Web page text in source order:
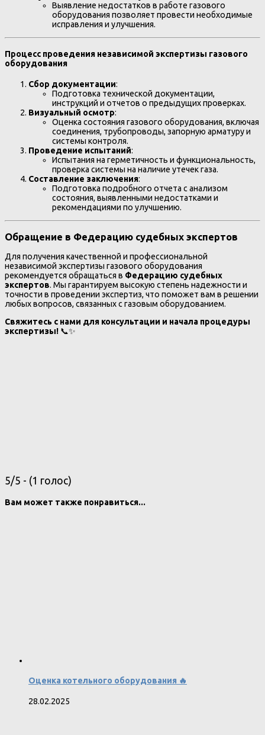
Выявление недостатков в работе газового
оборудования позволяет провести необходимые
исправления и улучшения.
Процесс проведения независимой экспертизы газового
оборудования
Сбор документации:
Подготовка технической документации,
инструкций и отчетов о предыдущих проверках.
Визуальный осмотр:
Оценка состояния газового оборудования, включая
соединения, трубопроводы, запорную арматуру и
системы контроля.
Проведение испытаний:
Испытания на герметичность и функциональность,
проверка системы на наличие утечек газа.
Составление заключения:
Подготовка подробного отчета с анализом
состояния, выявленными недостатками и
рекомендациями по улучшению.
Обращение в Федерацию судебных экспертов
Для получения качественной и профессиональной
независимой экспертизы газового оборудования
рекомендуется обращаться в Федерацию судебных
экспертов. Мы гарантируем высокую степень надежности и
точности в проведении экспертиз, что поможет вам в решении
любых вопросов, связанных с газовым оборудованием.
Свяжитесь с нами для консультации и начала процедуры
экспертизы! 📞✨
5/5 - (1 голос)
Вам может также понравиться...
Оценка котельного оборудования 🔥
28.02.2025